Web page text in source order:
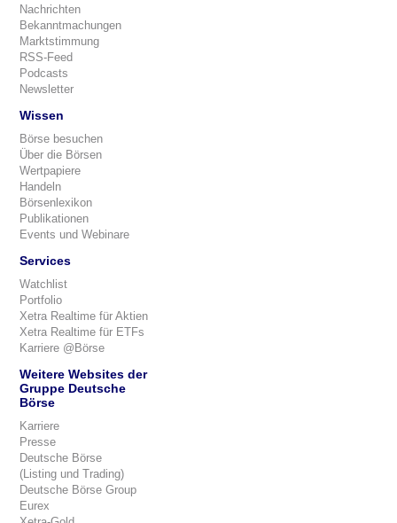
Nachrichten
Bekanntmachungen
Marktstimmung
RSS-Feed
Podcasts
Newsletter
Wissen
Börse besuchen
Über die Börsen
Wertpapiere
Handeln
Börsenlexikon
Publikationen
Events und Webinare
Services
Watchlist
Portfolio
Xetra Realtime für Aktien
Xetra Realtime für ETFs
Karriere @Börse
Weitere Websites der
Gruppe Deutsche
Börse
Karriere
Presse
Deutsche Börse
(Listing und Trading)
Deutsche Börse Group
Eurex